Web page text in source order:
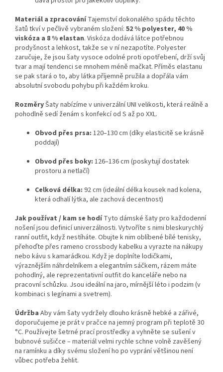
Materiál a zpracováníTajemství dokonalého spádu těchto
šatů tkví v pečlivě vybraném složení: 52 % polyester, 40 %
viskóza a 8 % elastan. Viskóza dodává látce potřebnou
prodyšnost a lehkost, takže se v ní nezapotíte. Polyester
zaručuje, že jsou šaty vysoce odolné proti opotřebení, drží svůj
tvar a mají tendenci se mnohem méně mačkat. Příměs elastanu
se pak stará o to, aby látka příjemně pružila a dopřála vám
absolutní svobodu pohybu při každém kroku.
RozměryŠaty nabízíme v univerzální UNI velikosti, která reálně a
pohodlně sedí ženám s konfekcí od S až po XXL.
Obvod přes prsa: 120–130 cm (díky elasticitě se krásně
poddají)
Obvod přes boky: 126–136 cm (poskytují dostatek
prostoru a netlačí)
Celková délka: 92 cm (ideální délka kousek nad kolena,
která odhalí lýtka, ale zachová decentnost)
Jak používat / kam se hodíTyto dámské šaty pro každodenní
nošení jsou definicí univerzálnosti. Vytvoříte s nimi bleskurychlý
ranní outfit, když nestíháte. Obujte k nim oblíbené bílé tenisky,
přehoďte přes rameno crossbody kabelku a vyrazte na nákupy
nebo kávu s kamarádkou. Když je doplníte lodičkami,
výraznějším náhrdelníkem a elegantním sáčkem, rázem máte
pohodlný, ale reprezentativní outfit do kanceláře nebo na
pracovní schůzku. Jsou ideální na jaro, mírnější léto i podzim (v
kombinaci s legínami a svetrem).
Údržba Aby vám šaty vydržely dlouho krásně hebké a zářivé,
doporučujeme je prát v pračce na jemný program při teplotě 30
°C. Používejte šetrné prací prostředky a vyhněte se sušení v
bubnové sušičce – materiál velmi rychle schne volně zavěšený
na ramínku a díky svému složení ho po vyprání většinou není
vůbec potřeba žehlit.